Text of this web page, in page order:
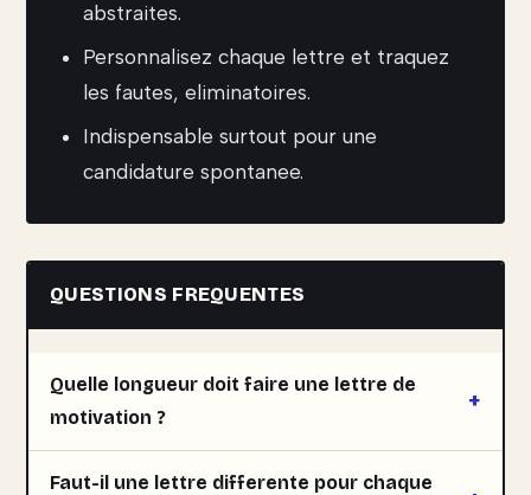
abstraites.
Personnalisez chaque lettre et traquez
les fautes, eliminatoires.
Indispensable surtout pour une
candidature spontanee.
QUESTIONS FREQUENTES
Quelle longueur doit faire une lettre de
motivation ?
Faut-il une lettre differente pour chaque